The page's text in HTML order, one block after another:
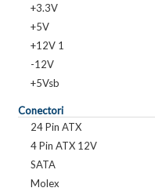
+3.3V
+5V
+12V 1
-12V
+5Vsb
Conectori
24 Pin ATX
4 Pin ATX 12V
SATA
Molex